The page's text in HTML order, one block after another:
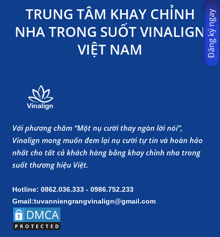
TRUNG TÂM KHAY CHỈNH
NHA TRONG SUỐT VINALIGN
VIỆT NAM
Với phương châm “Một nụ cười thay ngàn lời nói”,
Vinalign mong muốn đem lại nụ cười tự tin và hoàn hảo
nhất cho tất cả khách hàng bằng khay chỉnh nha trong
suốt thương hiệu Việt.
Hotline: 0862.036.333 - 0986.752.233
Gmail:tuvanniengrangvinalign@gmail.com
Đăng ký ngay